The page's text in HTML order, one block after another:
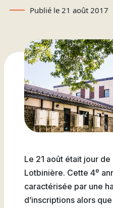
Basketball
Baseball
Soccer
Volleyball
Filons
Foire
Nous
joindre
Stationnement
de Thetford et de
Lotbinière
Nos partenaires
Les Presses du Cégep
Cégépiens d’exception
Nouvelles
Nous joindre
collégiales
Stages en alternance
travail-études
À propos de la formation
générale
Annuaire des
programmes (PDF)
Activités sportives
Planifie ta rentrée
Coûts à prévoir
Foire aux questions
(FAQ)
Viens discuter avec nous
Expériences et
témoignages
Foire aux questions de
l’international (FAQ)
Publié le 21 août 2017
Le 21 août était jour
Lotbinière. Cette 4e
caractérisée par une
d’inscriptions alors